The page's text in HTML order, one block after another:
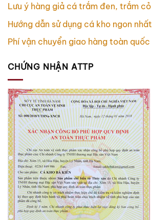
Lưu ý hàng giả cá trắm đen, trắm cỏ
Hướng dẫn sử dụng cá kho ngon nhất
Phí vận chuyển giao hàng toàn quốc
CHỨNG NHẬN ATTP